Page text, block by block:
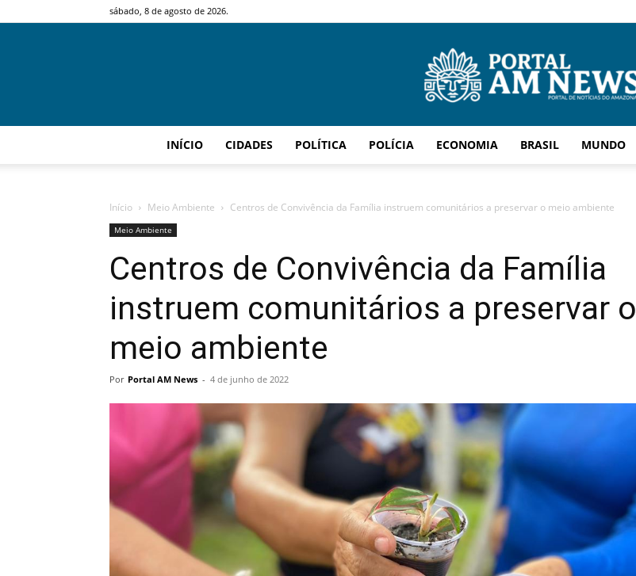
sábado, 8 de agosto de 2026.
INÍCIO CIDADES POLÍTICA POLÍCIA ECONOMIA BRASIL MUNDO
Início Meio Ambiente Centros de Convivência da Família instruem comunitários a preservar o meio ambiente
Meio Ambiente
Centros de Convivência da Família
instruem comunitários a preservar o
meio ambiente
Por Portal AM News - 4 de junho de 2022